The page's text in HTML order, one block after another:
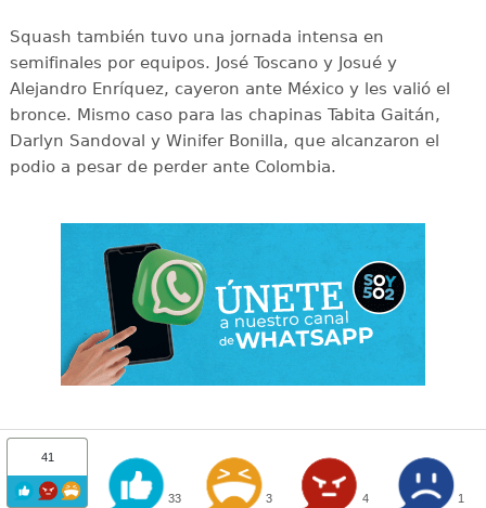
Squash también tuvo una jornada intensa en
semifinales por equipos. José Toscano y Josué y
Alejandro Enríquez, cayeron ante México y les valió el
bronce. Mismo caso para las chapinas Tabita Gaitán,
Darlyn Sandoval y Winifer Bonilla, que alcanzaron el
podio a pesar de perder ante Colombia.
41
33 3 4 1